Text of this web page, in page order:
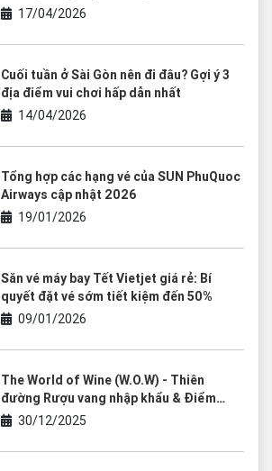
17/04/2026
Cuối tuần ở Sài Gòn nên đi đâu? Gợi ý 3
địa điểm vui chơi hấp dẫn nhất
14/04/2026
Tổng hợp các hạng vé của SUN PhuQuoc
Airways cập nhật 2026
19/01/2026
Săn vé máy bay Tết Vietjet giá rẻ: Bí
quyết đặt vé sớm tiết kiệm đến 50%
09/01/2026
The World of Wine (W.O.W) - Thiên
đường Rượu vang nhập khẩu & Điểm
chạm của văn hóa thưởng thức
30/12/2025